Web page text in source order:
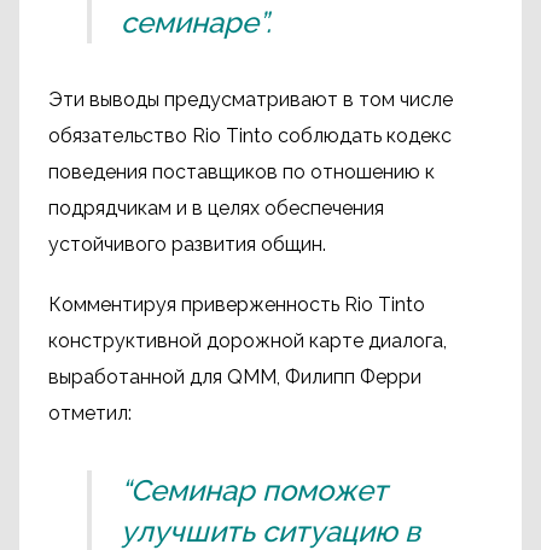
семинаре”.
Эти выводы предусматривают в том числе
обязательство Rio Tinto соблюдать кодекс
поведения поставщиков по отношению к
подрядчикам и в целях обеспечения
устойчивого развития общин.
Комментируя приверженность Rio Tinto
конструктивной дорожной карте диалога,
выработанной для QMM, Филипп Ферри
отметил:
“Семинар поможет
улучшить ситуацию в